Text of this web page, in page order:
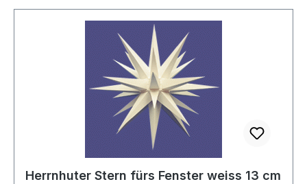
Herrnhuter Stern fürs Fenster weiss 13 cm